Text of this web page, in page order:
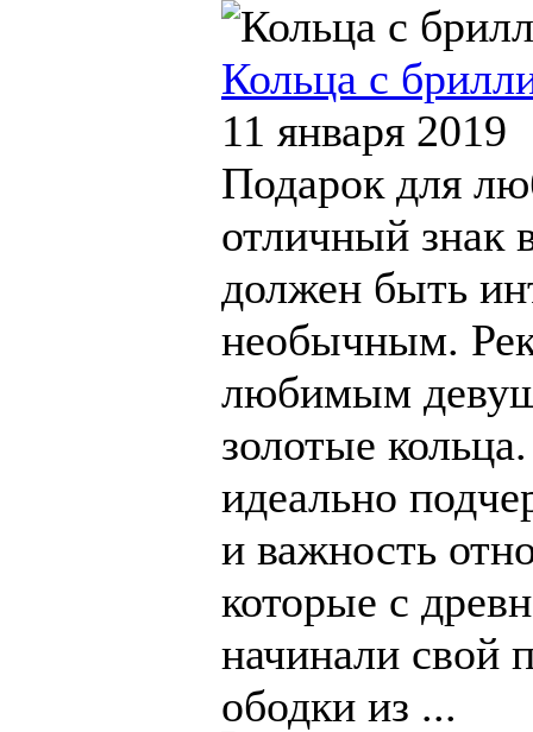
Кольца с
11 января 2019
Подарок для
отличный знак
должен быть
необычным.
любимым
золотые
идеально
и важность
которые с
начинали свой
ободки из ...